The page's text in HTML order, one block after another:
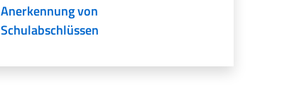
Anerkennung von
Schulabschlüssen